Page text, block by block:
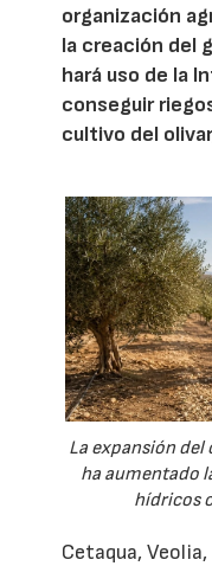
organización
la creación del
hará uso de la
conseguir
cultivo del
La expansión
ha aumentado
hídricos
Cetaqua,